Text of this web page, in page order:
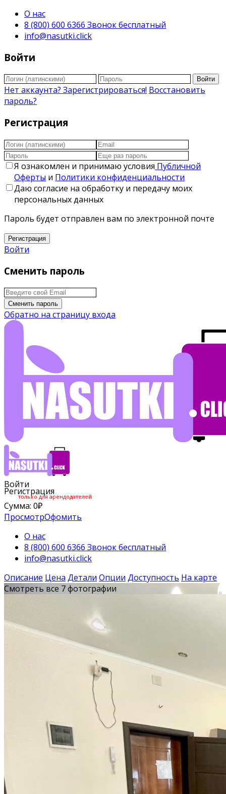
О нас
8 (800) 600 6366 Звонок бесплатный
info@nasutki.click
Войти
Войти
Нет аккаунта? Зарегистрироваться! Восстановить
пароль?
Регистрация
Я ознакомлен и принимаю условия Публичной
Оферты и Политики конфиденциальности
Даю согласие на обработку и передачу моих
персональных данных
Пароль будет отправлен вам по электронной почте
Регистрация
Войти
Сменить пароль
Сменить пароль
Обратно на страницу входа
Войти
Регистрация
только для арендодателей
Сумма: 0₽
ПросмотрОфомить
О нас
8 (800) 600 6366 Звонок бесплатный
info@nasutki.click
Описание Цена Детали Опции Доступность На карте
Смотреть все 7 фотографии